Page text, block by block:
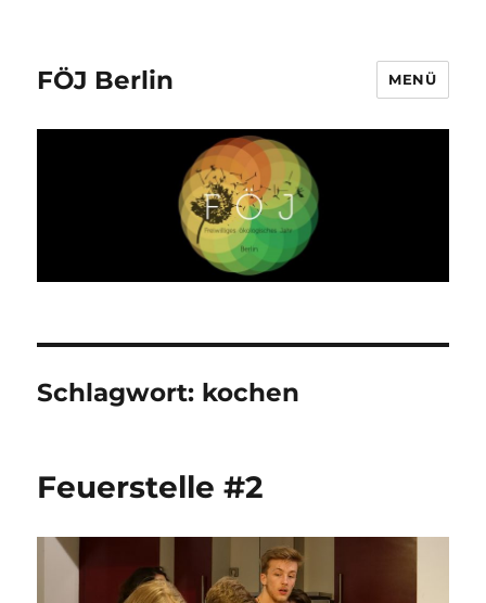
FÖJ Berlin MENÜ
Schlagwort: kochen
Feuerstelle #2